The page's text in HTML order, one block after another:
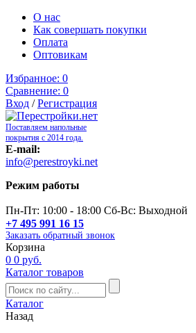
О нас
Как совершать покупки
Оплата
Оптовикам
Избранное: 0
Сравнение: 0
Вход /Регистрация
Поставляем напольные
покрытия с 2014 года.
E-mail:
info@perestroyki.net
Режим работы
Пн-Пт: 10:00 - 18:00 Сб-Вс: Выходной
+7 495 991 16 15
Заказать обратный звонок
Корзина
0 0 руб.
Каталог товаров
Каталог
Назад